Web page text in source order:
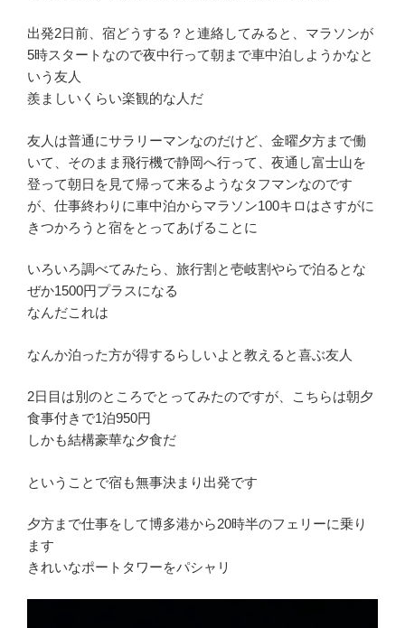
出発2日前、宿どうする？と連絡してみると、マラソンが
5時スタートなので夜中行って朝まで車中泊しようかなと
いう友人
羨ましいくらい楽観的な人だ
友人は普通にサラリーマンなのだけど、金曜夕方まで働
いて、そのまま飛行機で静岡へ行って、夜通し富士山を
登って朝日を見て帰って来るようなタフマンなのです
が、仕事終わりに車中泊からマラソン100キロはさすがに
きつかろうと宿をとってあげることに
いろいろ調べてみたら、旅行割と壱岐割やらで泊るとな
ぜか1500円プラスになる
なんだこれは
なんか泊った方が得するらしいよと教えると喜ぶ友人
2日目は別のところでとってみたのですが、こちらは朝夕
食事付きで1泊950円
しかも結構豪華な夕食だ
ということで宿も無事決まり出発です
夕方まで仕事をして博多港から20時半のフェリーに乗り
ます
きれいなポートタワーをパシャリ